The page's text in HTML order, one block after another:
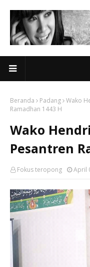
Beranda Padang Wako
Ramadhan 1443 H
Wako
Pesantren
Fokus teropong April